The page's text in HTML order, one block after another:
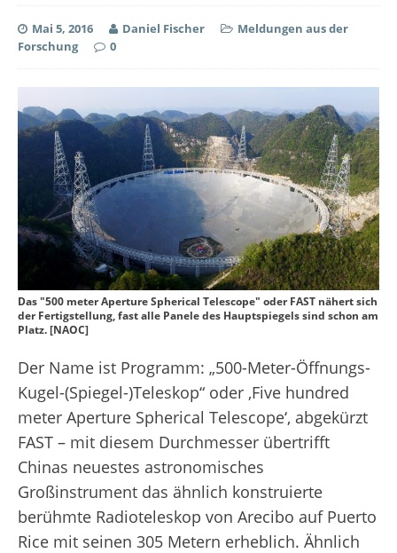
Mai 5, 2016 Daniel Fischer
Meldungen aus der
Forschung
0
Das "500 meter Aperture Spherical Telescope" oder FAST nähert sich
der Fertigstellung, fast alle Panele des Hauptspiegels sind schon am
Platz. [NAOC]
Der Name ist Programm: „500-Meter-Öffnungs-
Kugel-(Spiegel-)Teleskop“ oder ‚Five hundred
meter Aperture Spherical Telescope‘, abgekürzt
FAST – mit diesem Durchmesser übertrifft
Chinas neuestes astronomisches
Großinstrument das ähnlich konstruierte
berühmte Radioteleskop von Arecibo auf Puerto
Rice mit seinen 305 Metern erheblich. Ähnlich